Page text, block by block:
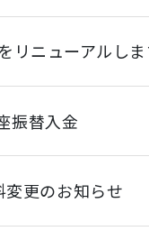
リニューアルし
振替入金
変更のお知らせ